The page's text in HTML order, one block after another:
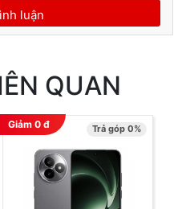
QUAN
Giảm 0đ Trả góp 0%